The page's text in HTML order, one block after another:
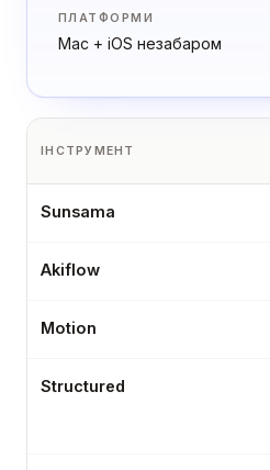
ПЛАТФОРМИ
Mac + iOS незабаром
ІНСТРУМЕНТ
Sunsama
Akiflow
Motion
Structured